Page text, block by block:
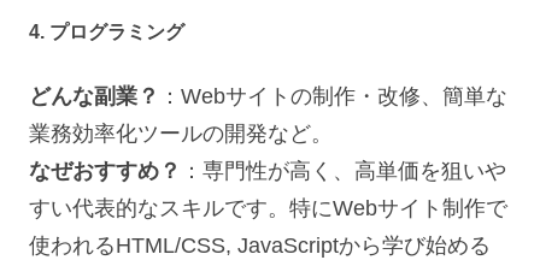
4. プログラミング
どんな副業？ ：Webサイトの制作・改修、簡単な
業務効率化ツールの開発など。
なぜおすすめ？ ：専門性が高く、高単価を狙いや
すい代表的なスキルです。特にWebサイト制作で
使われるHTML/CSS, JavaScriptから学び始める